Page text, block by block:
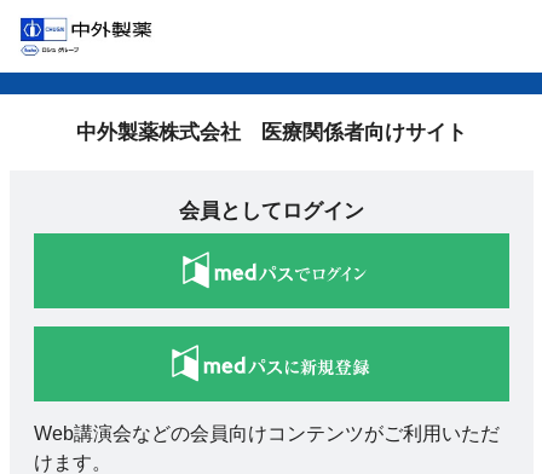
中外製薬株式会社 医療関係者向けサイト
会員としてログイン
Web講演会などの会員向けコンテンツがご利用いただ
けます。